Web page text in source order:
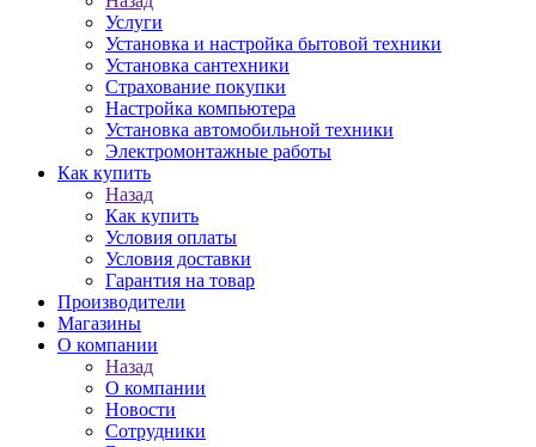
Услуги
Установка и настройка бытовой техники
Установка сантехники
Страхование покупки
Настройка компьютера
Установка автомобильной техники
Электромонтажные работы
Как купить
Назад
Как купить
Условия оплаты
Условия доставки
Гарантия на товар
Производители
Магазины
О компании
Назад
О компании
Новости
Сотрудники